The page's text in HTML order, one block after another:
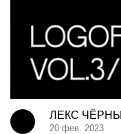
ЛЕКС
20 фев. 2023